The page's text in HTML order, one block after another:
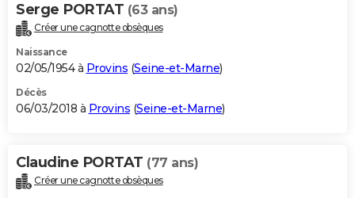
Serge PORTAT (63 ans)
Créer une cagnotte obsèques
Naissance
02/05/1954 à Provins (Seine-et-Marne)
Décès
06/03/2018 à Provins (Seine-et-Marne)
Claudine PORTAT (77 ans)
Créer une cagnotte obsèques